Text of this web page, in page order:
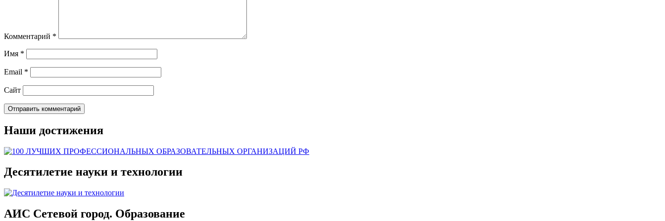
Комментарий *
Имя *
Email *
Сайт
Наши достижения
Десятилетие науки и технологии
АИС Сетевой город. Образование